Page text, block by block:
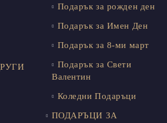
Подарък за рожден ден
Подарък за Имен Ден
Подарък за 8-ми март
Подарък за Свети
Валентин
Коледни Подаръци
ПОДАРЪЦИ ЗА